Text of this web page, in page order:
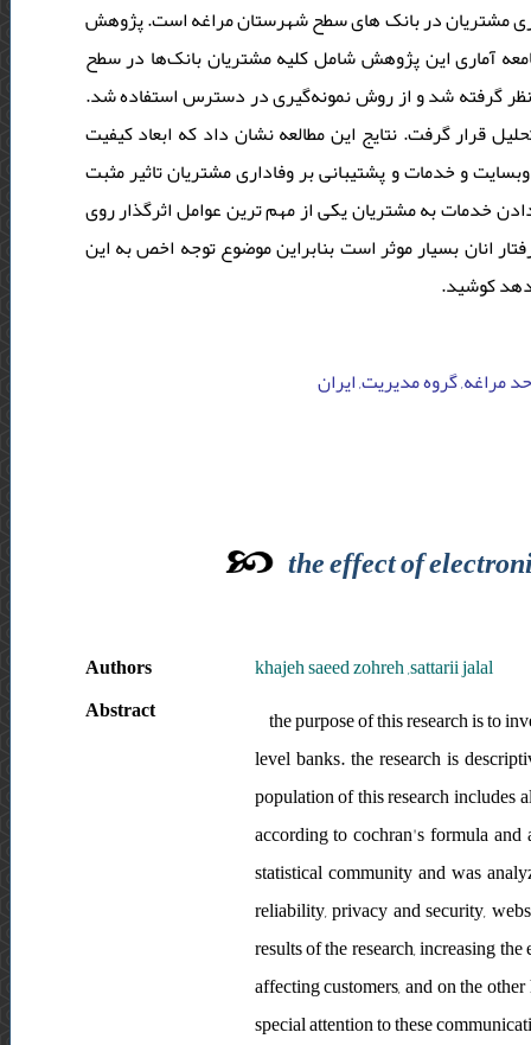
مشتریان در بانک های سطح شهرستان مراغه است. پژوهش
آماری این پژوهش شامل کلیه مشتریان بانک‌ها در سطح
حجم جامعه مورد نظر طبق فرمول کوکران 198 نفر در نظر گرفته شد و از روش نمونه‌گیری در دسترس استفاده شد.
قرار گرفت. نتایج این مطالعه نشان داد که ابعاد کیفیت
و خدمات و پشتیبانی بر وفاداری مشتریان تاثیر مثبت
خدمات به مشتریان یکی از مهم ترین عوامل اثرگذار روی
انان بسیار موثر است بنابراین موضوع توجه اخص به این
دهد کوشید.
مراغه, گروه مدیریت, ایران
the effect of
Authors
khajeh saeed zohreh ,sattarii jalal
Abstract
the purpose of this research is to
level banks. the research is
population of this research includes
according to cochran's formula
statistical community and was
reliability, privacy and security,
results of the research, increasing
affecting customers, and on the
special attention to these